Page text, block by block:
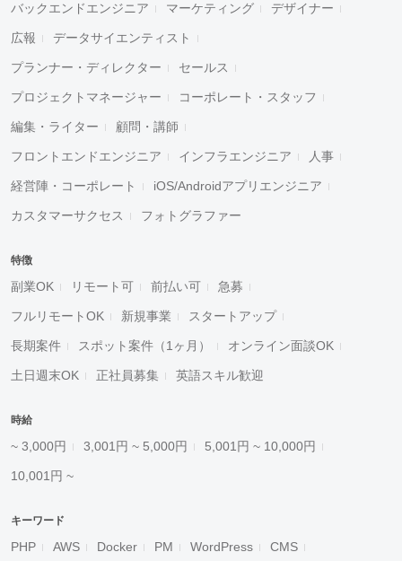
バックエンドエンジニア マーケティング デザイナー
広報 データサイエンティスト
プランナー・ディレクター セールス
プロジェクトマネージャー コーポレート・スタッフ
編集・ライター 顧問・講師
フロントエンドエンジニア インフラエンジニア 人事
経営陣・コーポレート iOS/Androidアプリエンジニア
カスタマーサクセス フォトグラファー
特徴
副業OK リモート可 前払い可 急募
フルリモートOK 新規事業 スタートアップ
長期案件 スポット案件（1ヶ月） オンライン面談OK
土日週末OK 正社員募集 英語スキル歓迎
時給
~ 3,000円 3,001円 ~ 5,000円 5,001円 ~ 10,000円
10,001円 ~
キーワード
PHP AWS Docker PM WordPress CMS